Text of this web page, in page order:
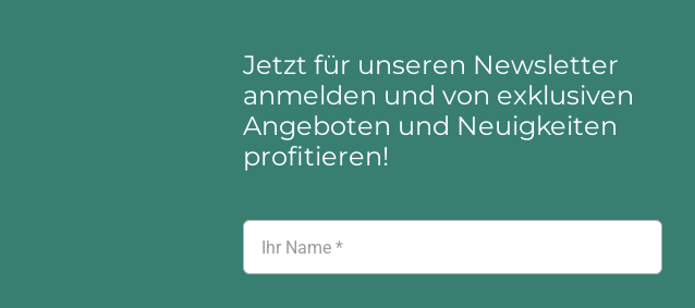
Jetzt für unseren Newsletter
anmelden und von exklusiven
Angeboten und Neuigkeiten
profitieren!